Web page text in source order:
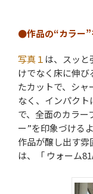
●作品の“カラー”
写真１ は、スッ
けでなく床に伸
たカットで、シ
なく、インパクト
で、全面のカラー
ー”を印象づける
作品が醸し出す
は、「 ウォーム